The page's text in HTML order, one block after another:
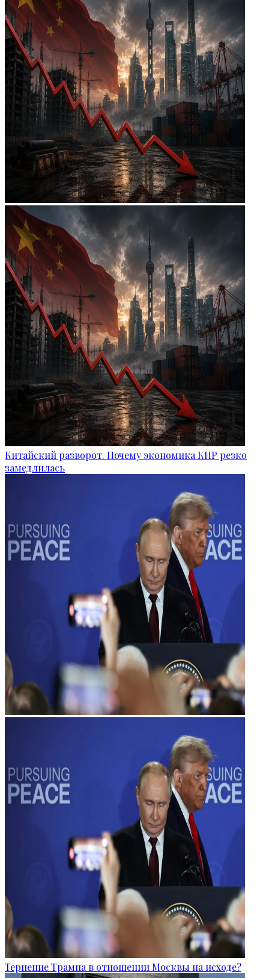
Китайский разворот. Почему экономика КНР резко
замедлилась
Терпение Трампа в отношении Москвы на исходе?